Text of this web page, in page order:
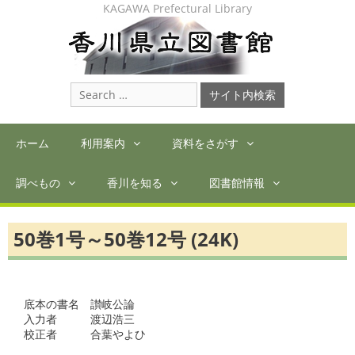
KAGAWA Prefectural Library
Search
for:
ホーム 利用案内 資料をさがす
調べもの 香川を知る 図書館情報
50巻1号～50巻12号 (24K)
底本の書名　讃岐公論
入力者　　　渡辺浩三
校正者　　　合葉やよひ